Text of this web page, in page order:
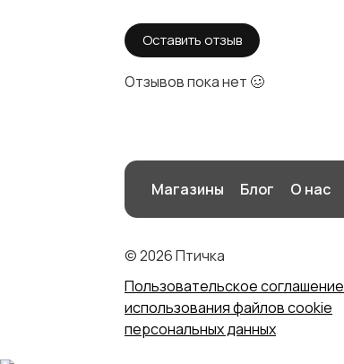
Оставить отзыв
Отзывов пока нет 🥴
Магазины Блог О нас
© 2026 Птичка
Пользовательское соглашение
использования файлов cookie
персональных данных